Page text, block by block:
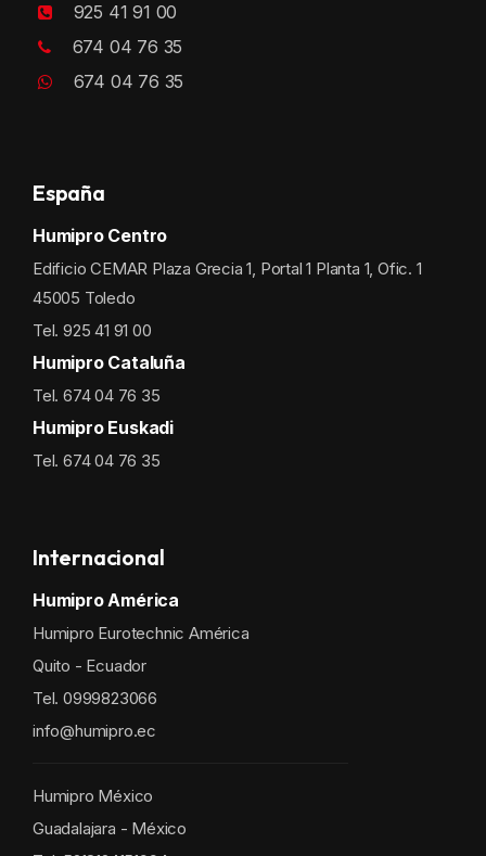
925 41 91 00
674 04 76 35
674 04 76 35
España
Humipro Centro
Edificio CEMAR Plaza Grecia 1, Portal 1 Planta 1, Ofic. 1
45005 Toledo
Tel. 925 41 91 00
Humipro Cataluña
Tel. 674 04 76 35
Humipro Euskadi
Tel. 674 04 76 35
Internacional
Humipro América
Humipro Eurotechnic América
Quito - Ecuador
Tel. 0999823066
info@humipro.ec
Humipro México
Guadalajara - México